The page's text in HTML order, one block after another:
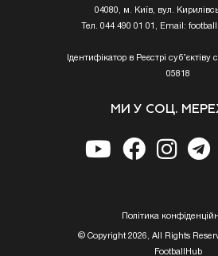
04080, м. Київ, вул.
Тел. 044 490 01 01, Email:
Ідентифікатор в Реєстрі
05818
МИ У СОЦ.
Полiтика
© Copyright 2026, All Rights
FootballHub